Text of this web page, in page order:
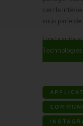
cercle
vous parle
Lire la suite
Technologies